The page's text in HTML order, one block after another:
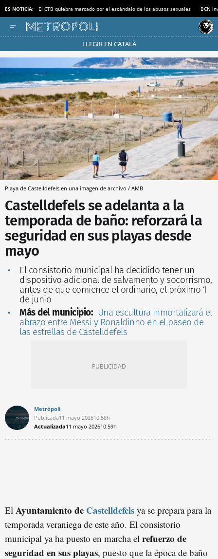
ES NOTICIA: El CTB quiebra marcado por el escándalo de los abusos sexuales BCN
LLEGIR EN CATALÀ
Pásate al MODO AHORRO
Playa de Castelldefels en una imagen de archivo / AMB
Castelldefels se adelanta a la
temporada de baño: reforzará la
seguridad en sus playas desde
mayo
El consistorio municipal ha decidido tener un
dispositivo adicional de salvamento y socorrismo,
antes de que comience el ordinario, el próximo 1
de junio
Más del municipio: Una escultura inmortalizará el
abrazo entre Messi y Ronaldinho en el paseo de
las estrellas de Castelldefels
Metrópoli
Publicada11 mayo 202610:58h
Actualizada11 mayo 202610:59h
El Ayuntamiento de Castelldefels ya se prepara para la
temporada veraniega de este año. El consistorio
municipal ya ha puesto en marcha el refuerzo de
seguridad en sus playas, puesto que la época de baño